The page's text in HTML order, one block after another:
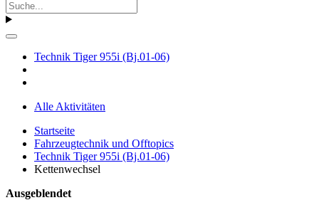
Technik Tiger 955i (Bj.01-06)
Alle Aktivitäten
Startseite
Fahrzeugtechnik und Offtopics
Technik Tiger 955i (Bj.01-06)
Kettenwechsel
Ausgeblendet